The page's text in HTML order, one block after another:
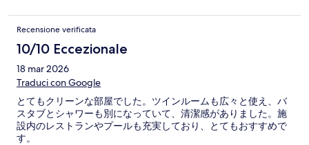
Recensione verificata
10/10 Eccezionale
18 mar 2026
Traduci con Google
とてもクリーンな部屋でした。ツインルームも広々と使え、バ
スタブとシャワーも別になっていて、清潔感がありました。施
設内のレストランやプールも充実しており、とてもおすすめで
す。